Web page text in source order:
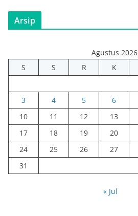
Arsip
Agustus 2026
S
S R K
3
4 5 6
10
11 12 13
17
18 19 20
24
25 26 27
31
« Jul